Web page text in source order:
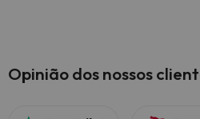
Opinião dos nossos